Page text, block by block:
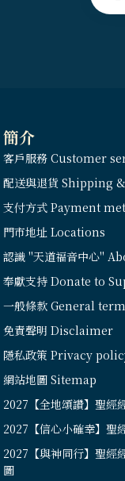
簡介
客戶服務 Customer
配送與退貨 Shipping
支付方式 Payment
門市地址 Locations
認識 "天道福音中心"
奉獻支持 Donate to
一般條款 General
免責聲明 Disclaimer
隱私政策 Privacy
網站地圖 Sitemap
2027【全地頌讚】聖經
2027【信心小確幸】聖
2027【與神同行】聖經
圖